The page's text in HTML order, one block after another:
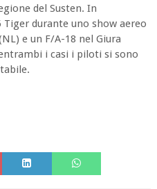
del Susten. In
Tiger durante uno show aereo
e un F/A-18 nel Giura
i casi i piloti si sono